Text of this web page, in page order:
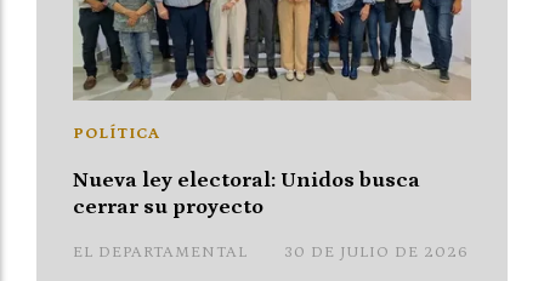
Nueva ley electoral: Unidos busca
cerrar su proyecto
EL DEPARTAMENTAL
POLÍTICA
30 DE JULIO DE 2026